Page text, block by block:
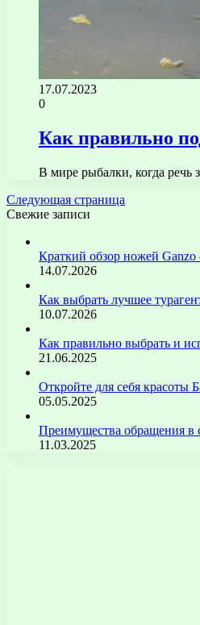
17.07.2023
0
Как правильно
В мире рыбалки, когда речь
Следующая страница
Свежие записи
Краткий обзор ножей
14.07.2026
Как выбрать лучшее
10.07.2026
Как правильно выбрать и
21.06.2025
Откройте для себя красоты
05.05.2025
Преимущества обращения в
11.03.2025